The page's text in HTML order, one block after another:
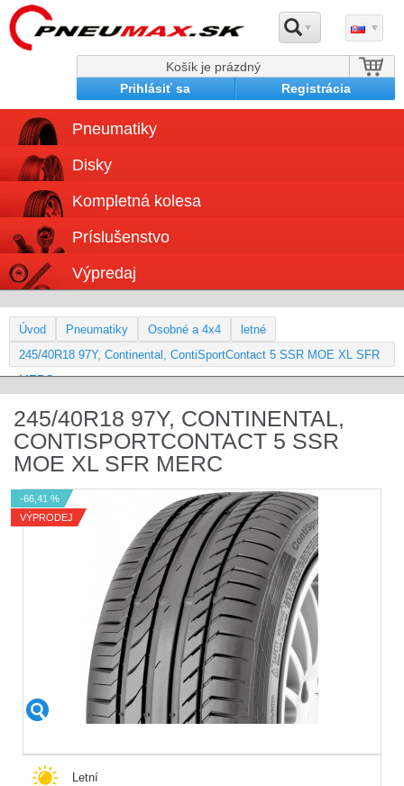
Košík je prázdný
Prihlásiť sa
Registrácia
Pneumatiky
Disky
Kompletná kolesa
Príslušenstvo
Výpredaj
Úvod Pneumatiky Osobné a 4x4
letné
245/40R18 97Y, Continental, ContiSportContact 5 SSR MOE XL SFR
MERC
245/40R18 97Y, CONTINENTAL,
CONTISPORTCONTACT 5 SSR
MOE XL SFR MERC
-66,41 %
VÝPRODEJ
Letní